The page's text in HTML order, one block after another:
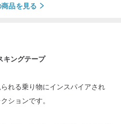
品を見る
キングテープ
れる乗り物にインスパイアされ
ションです。